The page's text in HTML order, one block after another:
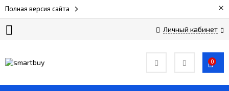
Полная версия сайта ×
Личный кабинет
0